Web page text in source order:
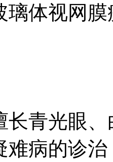
璃体视网
长青光眼
难病的诊